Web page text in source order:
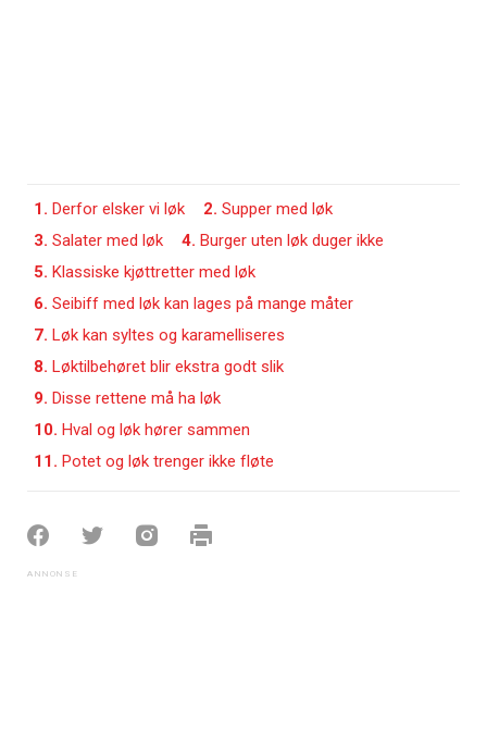
1. Derfor elsker vi løk 2. Supper med løk
3. Salater med løk 4. Burger uten løk duger ikke
5. Klassiske kjøttretter med løk
6. Seibiff med løk kan lages på mange måter
7. Løk kan syltes og karamelliseres
8. Løktilbehøret blir ekstra godt slik
9. Disse rettene må ha løk
10. Hval og løk hører sammen
11. Potet og løk trenger ikke fløte